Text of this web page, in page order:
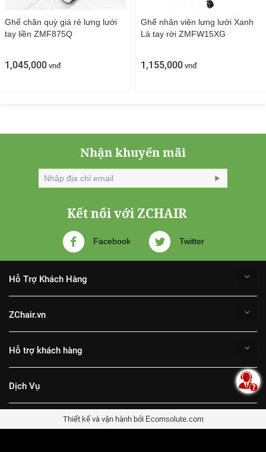
Ghế chân quỳ giá rẻ lưng lưới
tay liền ZMF875Q
1,045,000 vnđ
Ghế nhân viên lưng lưới Xanh
Lá tay rời ZMFW15XG
1,155,000 vnđ
Nhận khuyến mãi
Kết nối với ZCHAIR
Facebook Twitter
Hỗ Trợ Khách Hàng
ZChair.vn
Hỗ trợ khách hàng
Dịch Vụ
Thiết kế và vận hành bởi Ecomsolute.com